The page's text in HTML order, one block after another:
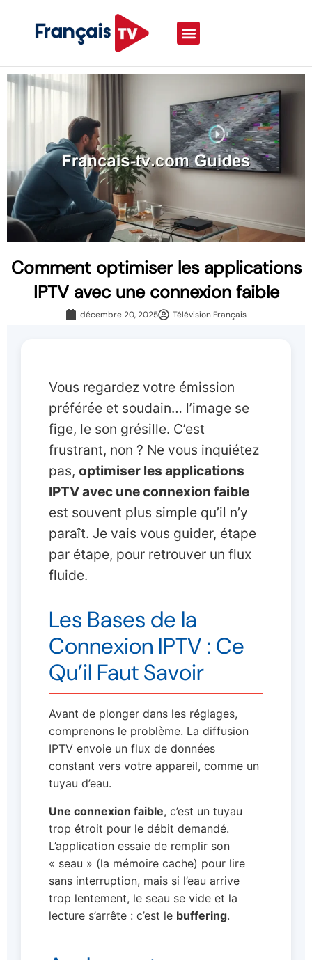
Comment optimiser les applications
IPTV avec une connexion faible
décembre 20, 2025 Télévision Français
Vous regardez votre émission
préférée et soudain… l’image se
fige, le son grésille. C’est
frustrant, non ? Ne vous inquiétez
pas, optimiser les applications
IPTV avec une connexion faible
est souvent plus simple qu’il n’y
paraît. Je vais vous guider, étape
par étape, pour retrouver un flux
fluide.
Les Bases de la
Connexion IPTV : Ce
Qu’il Faut Savoir
Avant de plonger dans les réglages,
comprenons le problème. La diffusion
IPTV envoie un flux de données
constant vers votre appareil, comme un
tuyau d’eau.
Une connexion faible, c’est un tuyau
trop étroit pour le débit demandé.
L’application essaie de remplir son
« seau » (la mémoire cache) pour lire
sans interruption, mais si l’eau arrive
trop lentement, le seau se vide et la
lecture s’arrête : c’est le buffering.